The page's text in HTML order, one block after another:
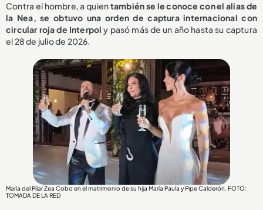
Contra el hombre, a quientambién se le conoce con el alias de
la Nea, se obtuvo una orden de captura internacional con
circular roja de Interpol y pasó más de un año hasta su captura
el 28 de julio de 2026.
María del Pilar Zea Cobo en el matrimonio de su hija María Paula y Pipe Calderón. FOTO:
TOMADA DE LA RED